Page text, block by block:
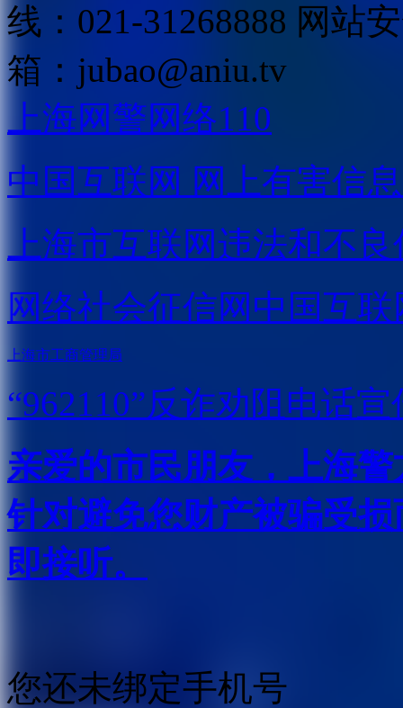
线：021-31268888 网站
箱： jubao@aniu.tv
上海网警网络110
中国互联网 网上有害信
上海市互联网违法和不
网络社会征信网 中国互
上海市工商管理局
“962110”反诈劝阻电话宣
亲爱的市民朋友，上海
针对避免您财产被骗受
即接听。
您还未绑定手机号